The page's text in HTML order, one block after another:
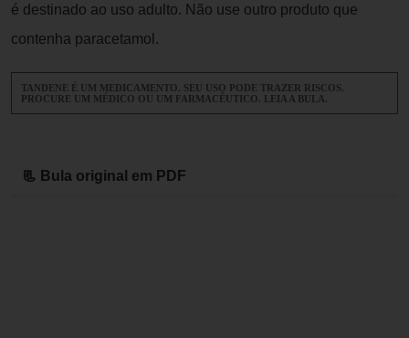
é destinado ao uso adulto. Não use outro produto que
contenha paracetamol.
TANDENE É UM MEDICAMENTO. SEU USO PODE TRAZER RISCOS.
PROCURE UM MÉDICO OU UM FARMACÊUTICO. LEIA A BULA.
📃 Bula original em PDF